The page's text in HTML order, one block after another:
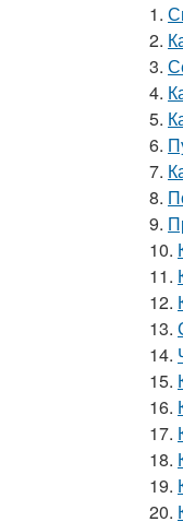
1.
2.
3.
4.
5.
6.
7.
8.
9.
10.
11.
12.
13.
14.
15.
16.
17.
18.
19.
20.